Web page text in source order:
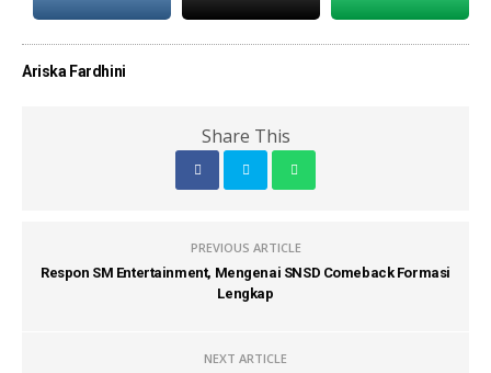
Ariska Fardhini
Share This
PREVIOUS ARTICLE
Respon SM Entertainment, Mengenai SNSD Comeback Formasi
Lengkap
NEXT ARTICLE